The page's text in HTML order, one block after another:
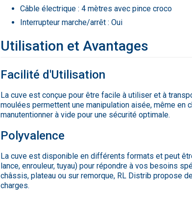
Câble électrique : 4 mètres avec pince croco
Interrupteur marche/arrêt : Oui
Utilisation et Avantages
Facilité d'Utilisation
La cuve est conçue pour être facile à utiliser et à
moulées permettent une manipulation aisée, même en
manutentionner à vide pour une sécurité optimale.
Polyvalence
La cuve est disponible en différents formats et peut
lance, enrouleur, tuyau) pour répondre à vos besoins
châssis, plateau ou sur remorque, RL Distrib propose
charges.